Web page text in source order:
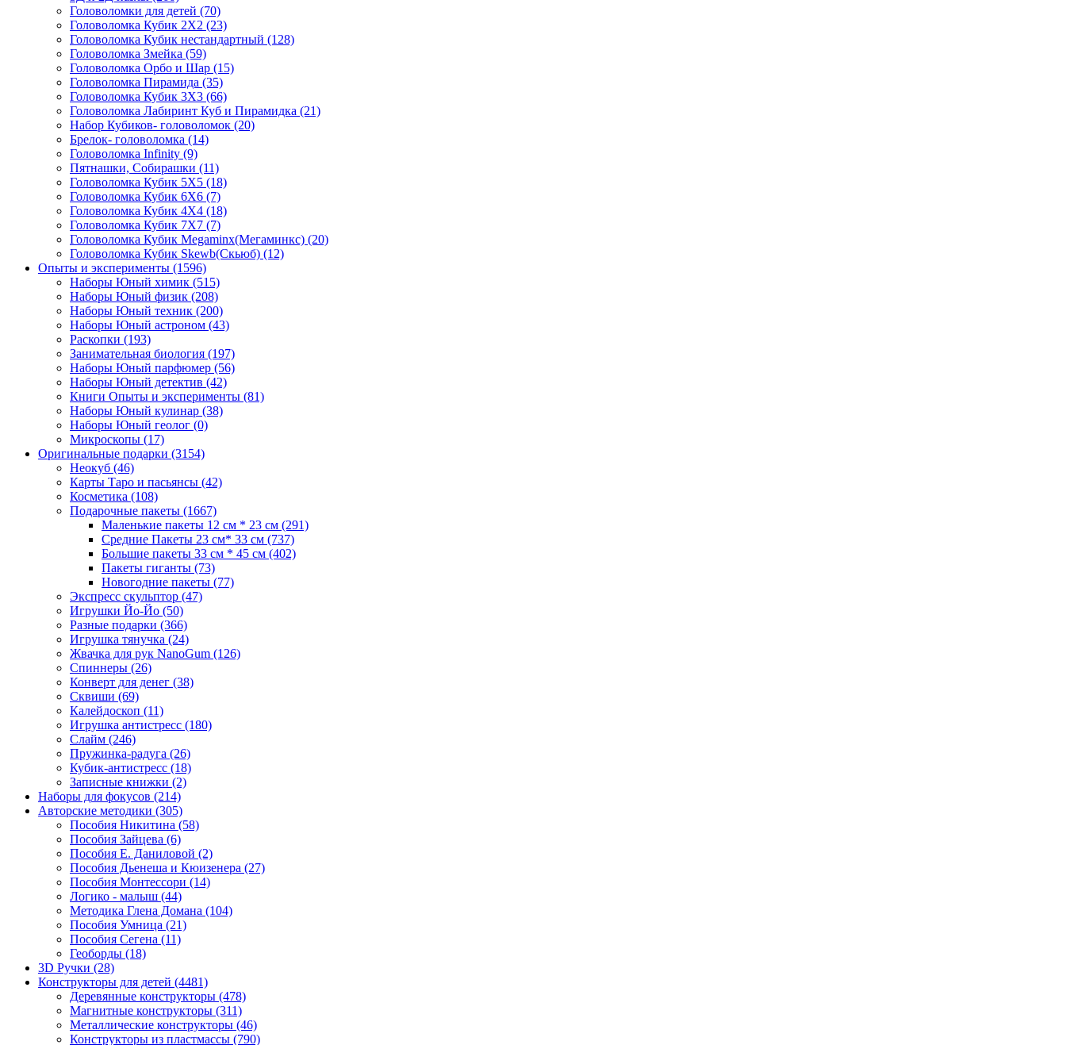
Головоломки для детей (70)
Головоломка Кубик 2Х2 (23)
Головоломка Кубик нестандартный (128)
Головоломка Змейка (59)
Головоломка Орбо и Шар (15)
Головоломка Пирамида (35)
Головоломка Кубик 3Х3 (66)
Головоломка Лабиринт Куб и Пирамидка (21)
Набор Кубиков- головоломок (20)
Брелок- головоломка (14)
Головоломка Infinity (9)
Пятнашки, Собирашки (11)
Головоломка Кубик 5Х5 (18)
Головоломка Кубик 6Х6 (7)
Головоломка Кубик 4Х4 (18)
Головоломка Кубик 7Х7 (7)
Головоломка Кубик Megaminx(Мегаминкс) (20)
Головоломка Кубик Skewb(Скьюб) (12)
Опыты и эксперименты (1596)
Наборы Юный химик (515)
Наборы Юный физик (208)
Наборы Юный техник (200)
Наборы Юный астроном (43)
Раскопки (193)
Занимательная биология (197)
Наборы Юный парфюмер (56)
Наборы Юный детектив (42)
Книги Опыты и эксперименты (81)
Наборы Юный кулинар (38)
Наборы Юный геолог (0)
Микроскопы (17)
Оригинальные подарки (3154)
Неокуб (46)
Карты Таро и пасьянсы (42)
Косметика (108)
Подарочные пакеты (1667)
Маленькие пакеты 12 см * 23 см (291)
Средние Пакеты 23 см* 33 см (737)
Большие пакеты 33 см * 45 см (402)
Пакеты гиганты (73)
Новогодние пакеты (77)
Экспресс скульптор (47)
Игрушки Йо-Йо (50)
Разные подарки (366)
Игрушка тянучка (24)
Жвачка для рук NanoGum (126)
Спиннеры (26)
Конверт для денег (38)
Сквиши (69)
Калейдоскоп (11)
Игрушка антистресс (180)
Слайм (246)
Пружинка-радуга (26)
Кубик-антистресс (18)
Записные книжки (2)
Наборы для фокусов (214)
Авторские методики (305)
Пособия Никитина (58)
Пособия Зайцева (6)
Пособия Е. Даниловой (2)
Пособия Дьенеша и Кюизенера (27)
Пособия Монтессори (14)
Логико - малыш (44)
Методика Глена Домана (104)
Пособия Умница (21)
Пособия Сегена (11)
Геоборды (18)
3D Ручки (28)
Конструкторы для детей (4481)
Деревянные конструкторы (478)
Магнитные конструкторы (311)
Металлические конструкторы (46)
Конструкторы из пластмассы (790)